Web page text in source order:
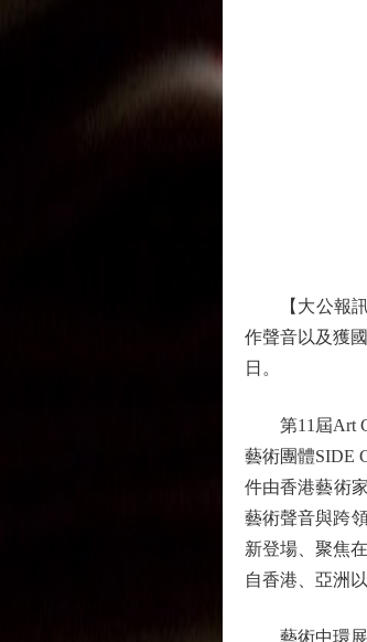
【大公報訊
作聲音以及獲
日。
第11屆Art
藝術團體SIDE
件由香港藝術
藝術聲音與跨
新登場、聚焦
自香港、亞洲
藝術中環展會